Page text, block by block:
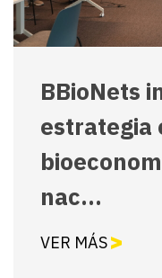
BBioNets
estrategia
nac...
VER MÁS